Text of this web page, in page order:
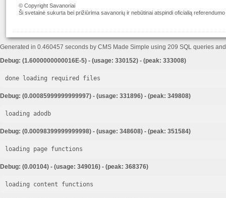
© Copyright Savanoriai
Ši svetainė sukurta bei prižiūrima savanorių ir nebūtinai atspindi oficialią
Generated in 0.460457 seconds by CMS Made Simple using 209 SQL queries
Debug: (1.6000000000016E-5) - (usage: 330152) - (peak: 333008)
done loading required files
Debug: (0.00085999999999997) - (usage: 331896) - (peak: 349808)
loading adodb
Debug: (0.00098399999999998) - (usage: 348608) - (peak: 351584)
loading page functions
Debug: (0.00104) - (usage: 349016) - (peak: 368376)
loading content functions